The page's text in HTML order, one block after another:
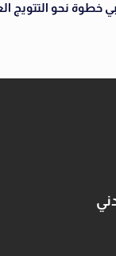
خطوة نحو التتويج